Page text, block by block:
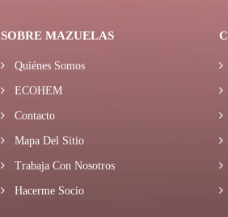
SOBRE MAZUELAS
Quiénes Somos
ECOHEM
Contacto
Mapa Del Sitio
Trabaja Con Nosotros
Hacerme Socio